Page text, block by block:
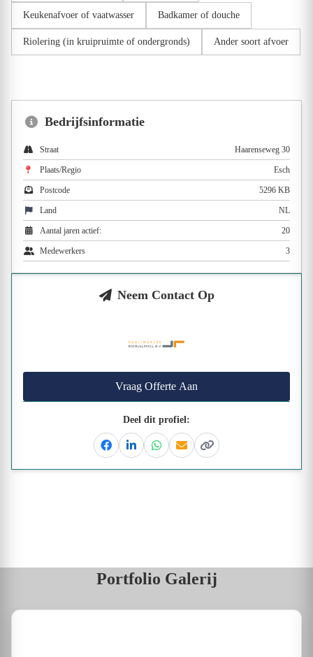
Keukenafvoer of vaatwasser Badkamer of douche
Riolering (in kruipruimte of ondergronds) Ander soort afvoer
Bedrijfsinformatie
Straat Haarenseweg 30
Plaats/Regio Esch
Postcode 5296 KB
Land NL
Aantal jaren actief: 20
Medewerkers 3
Neem Contact Op
Vraag Offerte Aan
Deel dit profiel:
FacebookLinkedinWhatsapp
EmailKopieer link
Portfolio Galerij